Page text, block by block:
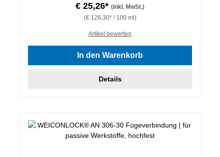
€ 25,26* (inkl. MwSt.)
(€ 126,30* / 100 ml)
Artikel bewerten
In den Warenkorb
Details